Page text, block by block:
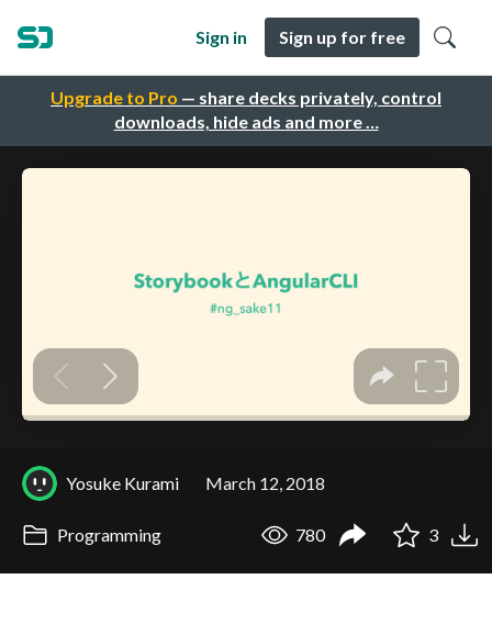
Upgrade to Pro — share decks privately, control
downloads, hide ads and more …
Sign in Sign up for free
Yosuke Kurami March 12, 2018
Programming 780 3